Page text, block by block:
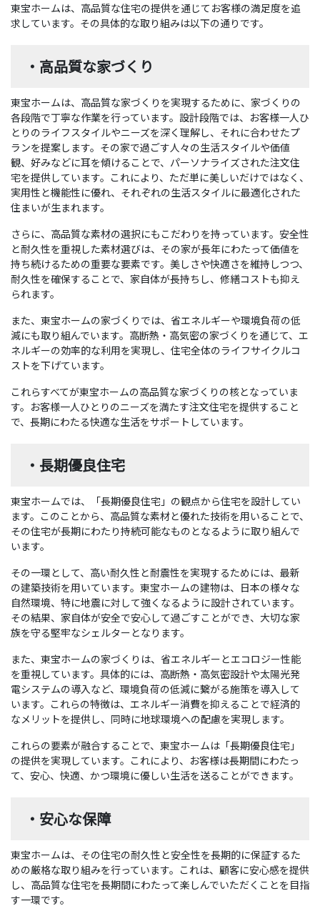
東宝ホームは、高品質な住宅の提供を通じてお客様の満足度を追
求しています。その具体的な取り組みは以下の通りです。
・高品質な家づくり
東宝ホームは、高品質な家づくりを実現するために、家づくりの
各段階で丁寧な作業を行っています。設計段階では、お客様一人ひ
とりのライフスタイルやニーズを深く理解し、それに合わせたプ
ランを提案します。その家で過ごす人々の生活スタイルや価値
観、好みなどに耳を傾けることで、パーソナライズされた注文住
宅を提供しています。これにより、ただ単に美しいだけではなく、
実用性と機能性に優れ、それぞれの生活スタイルに最適化された
住まいが生まれます。
さらに、高品質な素材の選択にもこだわりを持っています。安全性
と耐久性を重視した素材選びは、その家が長年にわたって価値を
持ち続けるための重要な要素です。美しさや快適さを維持しつつ、
耐久性を確保することで、家自体が長持ちし、修繕コストも抑え
られます。
また、東宝ホームの家づくりでは、省エネルギーや環境負荷の低
減にも取り組んでいます。高断熱・高気密の家づくりを通じて、エ
ネルギーの効率的な利用を実現し、住宅全体のライフサイクルコ
ストを下げています。
これらすべてが東宝ホームの高品質な家づくりの核となっていま
す。お客様一人ひとりのニーズを満たす注文住宅を提供すること
で、長期にわたる快適な生活をサポートしています。
・長期優良住宅
東宝ホームでは、「長期優良住宅」の観点から住宅を設計してい
ます。このことから、高品質な素材と優れた技術を用いることで、
その住宅が長期にわたり持続可能なものとなるように取り組んで
います。
その一環として、高い耐久性と耐震性を実現するためには、最新
の建築技術を用いています。東宝ホームの建物は、日本の様々な
自然環境、特に地震に対して強くなるように設計されています。
その結果、家自体が安全で安心して過ごすことができ、大切な家
族を守る堅牢なシェルターとなります。
また、東宝ホームの家づくりは、省エネルギーとエコロジー性能
を重視しています。具体的には、高断熱・高気密設計や太陽光発
電システムの導入など、環境負荷の低減に繋がる施策を導入して
います。これらの特徴は、エネルギー消費を抑えることで経済的
なメリットを提供し、同時に地球環境への配慮を実現します。
これらの要素が融合することで、東宝ホームは「長期優良住宅」
の提供を実現しています。これにより、お客様は長期間にわたっ
て、安心、快適、かつ環境に優しい生活を送ることができます。
・安心な保障
東宝ホームは、その住宅の耐久性と安全性を長期的に保証するた
めの厳格な取り組みを行っています。これは、顧客に安心感を提供
し、高品質な住宅を長期間にわたって楽しんでいただくことを目指
す一環です。